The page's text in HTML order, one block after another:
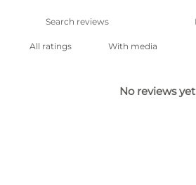
With media
No reviews yet